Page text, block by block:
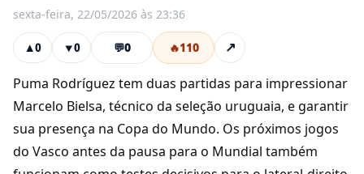
sexta-feira, 22/05/2026 às 23:36
▲0 ▼0 💬0 🔥110 ↗
Puma Rodríguez tem duas partidas para impressionar
Marcelo Bielsa, técnico da seleção uruguaia, e garantir
sua presença na Copa do Mundo. Os próximos jogos
do Vasco antes da pausa para o Mundial também